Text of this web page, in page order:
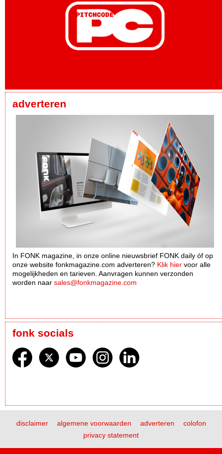
adverteren
In FONK magazine, in onze online nieuwsbrief FONK daily óf op
onze website fonkmagazine.com adverteren? Klik hier voor alle
mogelijkheden en tarieven. Aanvragen kunnen verzonden
worden naar sales@fonkmagazine.com
fonk socials
disclaimer algemene voorwaarden adverteren
colofon
privacy statement